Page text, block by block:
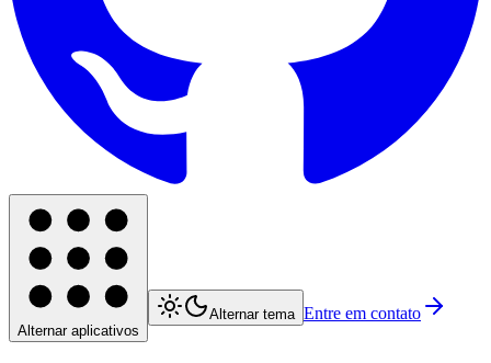
Alternar aplicativos
Alternar tema Entre em contato